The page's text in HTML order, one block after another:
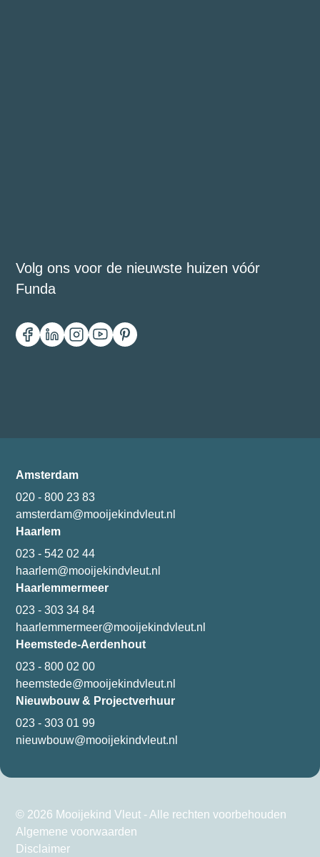
Volg ons voor de nieuwste huizen vóór
Funda
Amsterdam
020 - 800 23 83
amsterdam@mooijekindvleut.nl
Haarlem
023 - 542 02 44
haarlem@mooijekindvleut.nl
Haarlemmermeer
023 - 303 34 84
haarlemmermeer@mooijekindvleut.nl
Heemstede-Aerdenhout
023 - 800 02 00
heemstede@mooijekindvleut.nl
Nieuwbouw & Projectverhuur
023 - 303 01 99
nieuwbouw@mooijekindvleut.nl
© 2026 Mooijekind Vleut - Alle rechten voorbehouden
Algemene voorwaarden
Disclaimer